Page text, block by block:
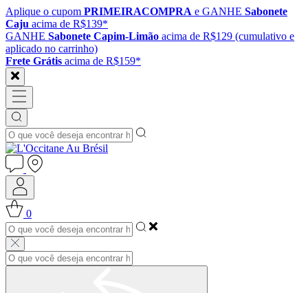
Aplique o cupom PRIMEIRACOMPRA e GANHE Sabonete
Caju acima de R$139*
GANHE Sabonete Capim-Limão acima de R$129 (cumulativo e
aplicado no carrinho)
Frete Grátis acima de R$159*
0